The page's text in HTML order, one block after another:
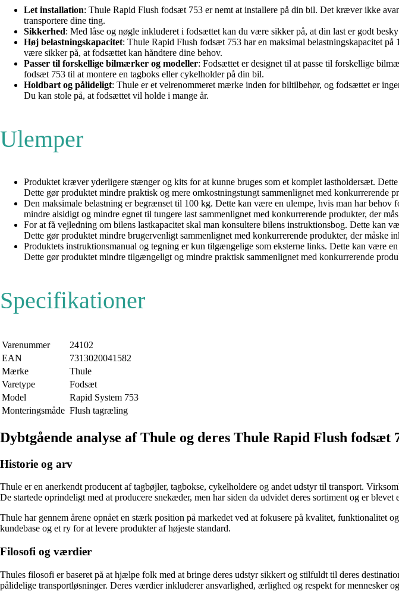
Let installation: Thule Rapid Flush fodsæt 753 er nemt at installere på din bil. Det kræver ikke
transportere dine ting.
Sikkerhed: Med låse og nøgle inkluderet i fodsættet kan du være sikker på, at din last er godt
Høj belastningskapacitet: Thule Rapid Flush fodsæt 753 har en maksimal belastningskapacitet
være sikker på, at fodsættet kan håndtere dine behov.
Passer til forskellige bilmærker og modeller: Fodsættet er designet til at passe til forskellige
fodsæt 753 til at montere en tagboks eller cykelholder på din bil.
Holdbart og pålideligt: Thule er et velrenommeret mærke inden for biltilbehør, og fodsættet er
Du kan stole på, at fodsættet vil holde i mange år.
Ulemper
Produktet kræver yderligere stænger og kits for at kunne bruges som et komplet lastholdersæt.
Dette gør produktet mindre praktisk og mere omkostningstungt sammenlignet med konkurrerende
Den maksimale belastning er begrænset til 100 kg. Dette kan være en ulempe, hvis man har behov
mindre alsidigt og mindre egnet til tungere last sammenlignet med konkurrerende produkter, der
For at få vejledning om bilens lastkapacitet skal man konsultere bilens instruktionsbog. Dette
Dette gør produktet mindre brugervenligt sammenlignet med konkurrerende produkter, der måske
Produktets instruktionsmanual og tegning er kun tilgængelige som eksterne links. Dette kan være
Dette gør produktet mindre tilgængeligt og mindre praktisk sammenlignet med konkurrerende
Specifikationer
Varenummer
24102
EAN
7313020041582
Mærke
Thule
Varetype
Fodsæt
Model
Rapid System 753
Monteringsmåde Flush tagræling
Dybtgående analyse af Thule og deres Thule Rapid Flush fodsæt
Historie og arv
Thule er en anerkendt producent af tagbøjler, tagbokse, cykelholdere og andet udstyr til transport.
De startede oprindeligt med at producere snekæder, men har siden da udvidet deres sortiment og er
Thule har gennem årene opnået en stærk position på markedet ved at fokusere på kvalitet,
kundebase og et ry for at levere produkter af højeste standard.
Filosofi og værdier
Thules filosofi er baseret på at hjælpe folk med at bringe deres udstyr sikkert og stilfuldt til deres
pålidelige transportløsninger. Deres værdier inkluderer ansvarlighed, ærlighed og respekt for mennesker